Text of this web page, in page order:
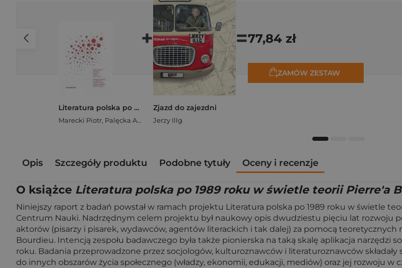
Literatura polska po 1989 roku w świetle teorii Pierre'a Bourdieu Raport z badań
Marecki Piotr, Palęcka Alicja
+
Zjazd do zajezdni
Jerzy Illg
=77,84 zł
ZAMÓW ZESTAW
Opis Szczegóły produktu Podobne tytuły Oceny i recenzje
O książce Literatura polska po 1989 roku w świetle teorii Pierre'a
Niniejszy raport z badań powstał w ramach projektu Literatura polska po 1989 roku w świetle
Centrum Nauki. Nadrzędnym celem projektu był naukowy opis dwudziestu pięciu lat rozwoju
aktorów (pisarzy i pisarek, wydawców, agentów literackich i tak dalej) za pomocą teoretycznych
Bourdieu. Intencją zespołu badawczego była także pionierska na taką skalę aplikacja narzędzi
roku. Badania przeprowadzone przez socjologów, kulturoznawców i literaturoznawców
do innych obszarów życia społecznego (władzy, ekonomii, edukacji, mediów) oraz jej rozwoju